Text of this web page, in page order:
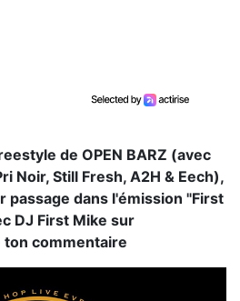
de OPEN BARZ (avec
Noir, Still Fresh, A2H & Eech),
passage dans l'émission "First
DJ First Mike sur
ton commentaire